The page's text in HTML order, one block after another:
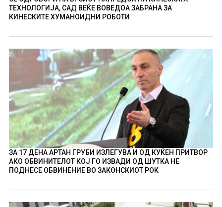
ТЕХНОЛОГИЈА, САД ВЕЌЕ ВОВЕДОА ЗАБРАНА ЗА
КИНЕСКИТЕ ХУМАНОИДНИ РОБОТИ
ЗА 17 ДЕНА АРТАН ГРУБИ ИЗЛЕГУВА И ОД КУЌЕН ПРИТВОР
АКО ОБВИНИТЕЛОТ КОЈ ГО ИЗВАДИ ОД ШУТКА НЕ
ПОДНЕСЕ ОБВИНЕНИЕ ВО ЗАКОНСКИОТ РОК